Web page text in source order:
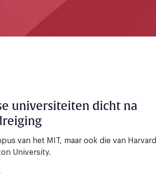
universiteiten dicht na
van het MIT, maar ook die van Harvard
University.